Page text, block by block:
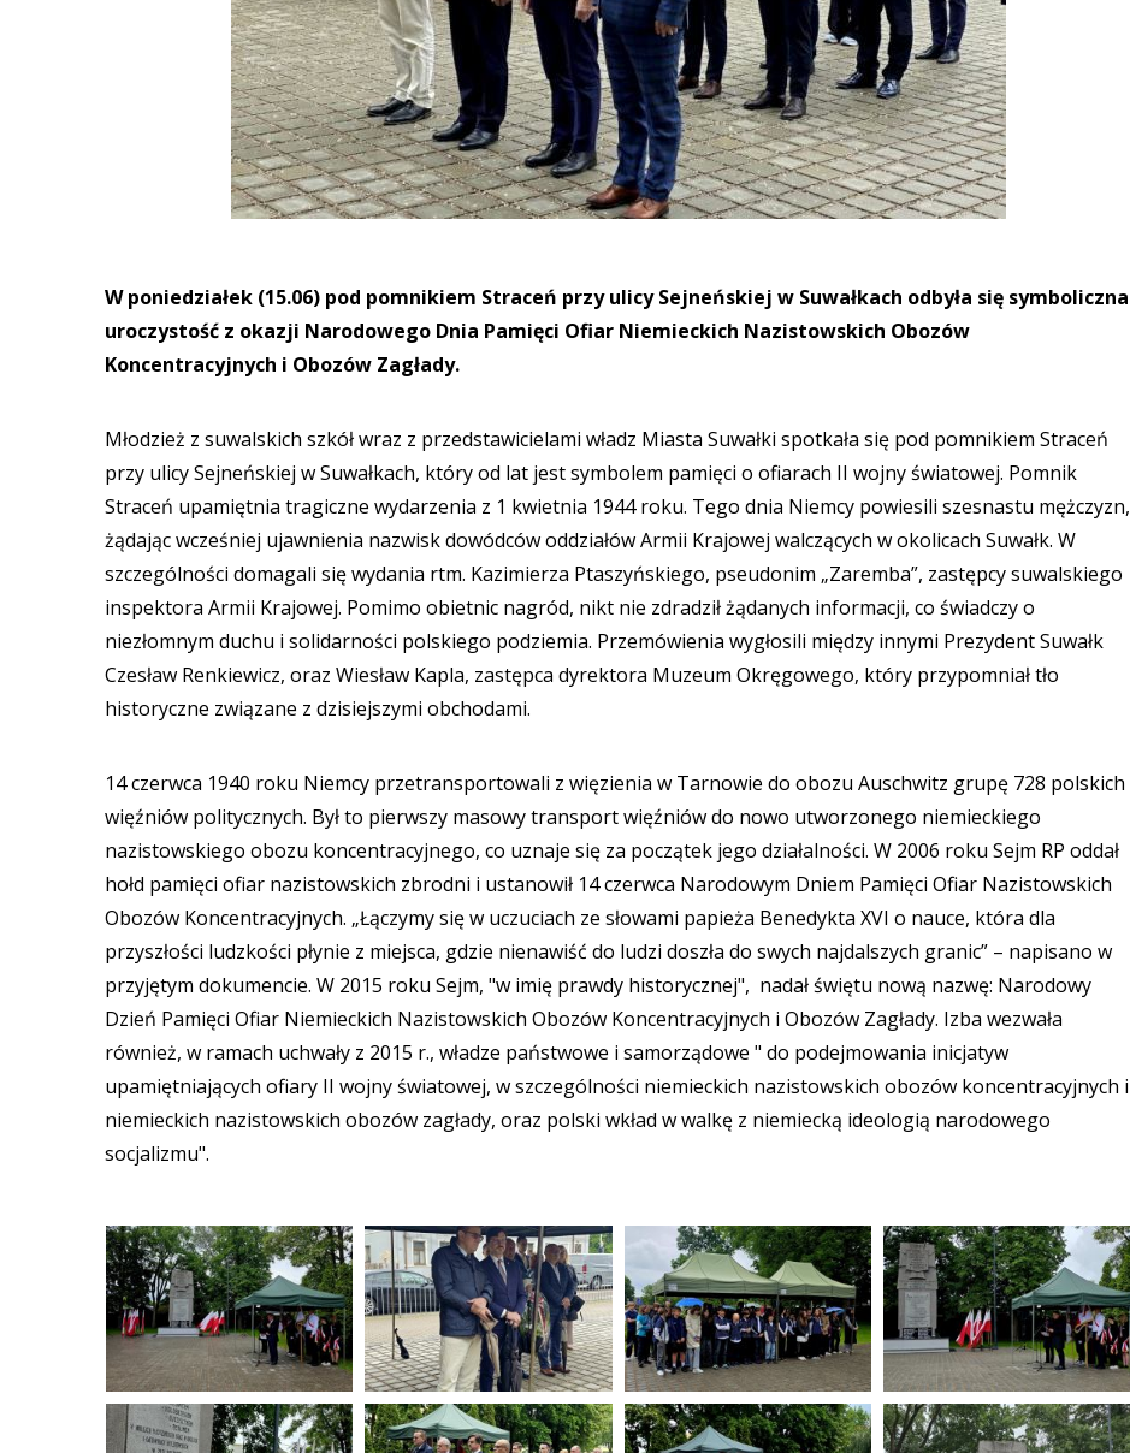
W poniedziałek (15.06) pod pomnikiem Straceń przy ulicy Sejneńskiej w Suwałkach odbyła się symboliczna
uroczystość z okazji Narodowego Dnia Pamięci Ofiar Niemieckich Nazistowskich Obozów
Koncentracyjnych i Obozów Zagłady.
Młodzież z suwalskich szkół wraz z przedstawicielami władz Miasta Suwałki spotkała się pod pomnikiem Straceń
przy ulicy Sejneńskiej w Suwałkach, który od lat jest symbolem pamięci o ofiarach II wojny światowej. Pomnik
Straceń upamiętnia tragiczne wydarzenia z 1 kwietnia 1944 roku. Tego dnia Niemcy powiesili szesnastu mężczyzn,
żądając wcześniej ujawnienia nazwisk dowódców oddziałów Armii Krajowej walczących w okolicach Suwałk. W
szczególności domagali się wydania rtm. Kazimierza Ptaszyńskiego, pseudonim „Zaremba”, zastępcy suwalskiego
inspektora Armii Krajowej. Pomimo obietnic nagród, nikt nie zdradził żądanych informacji, co świadczy o
niezłomnym duchu i solidarności polskiego podziemia. Przemówienia wygłosili między innymi Prezydent Suwałk
Czesław Renkiewicz, oraz Wiesław Kapla, zastępca dyrektora Muzeum Okręgowego, który przypomniał tło
historyczne związane z dzisiejszymi obchodami.
14 czerwca 1940 roku Niemcy przetransportowali z więzienia w Tarnowie do obozu Auschwitz grupę 728 polskich
więźniów politycznych. Był to pierwszy masowy transport więźniów do nowo utworzonego niemieckiego
nazistowskiego obozu koncentracyjnego, co uznaje się za początek jego działalności. W 2006 roku Sejm RP oddał
hołd pamięci ofiar nazistowskich zbrodni i ustanowił 14 czerwca Narodowym Dniem Pamięci Ofiar Nazistowskich
Obozów Koncentracyjnych. „Łączymy się w uczuciach ze słowami papieża Benedykta XVI o nauce, która dla
przyszłości ludzkości płynie z miejsca, gdzie nienawiść do ludzi doszła do swych najdalszych granic” – napisano w
przyjętym dokumencie. W 2015 roku Sejm, "w imię prawdy historycznej", nadał świętu nową nazwę: Narodowy
Dzień Pamięci Ofiar Niemieckich Nazistowskich Obozów Koncentracyjnych i Obozów Zagłady. Izba wezwała
również, w ramach uchwały z 2015 r., władze państwowe i samorządowe " do podejmowania inicjatyw
upamiętniających ofiary II wojny światowej, w szczególności niemieckich nazistowskich obozów koncentracyjnych i
niemieckich nazistowskich obozów zagłady, oraz polski wkład w walkę z niemiecką ideologią narodowego
socjalizmu".